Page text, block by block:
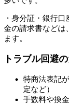
・身分証・銀行
金の請求書などは
ます。
トラブル回避
特商法表記
定など）
手数料や換